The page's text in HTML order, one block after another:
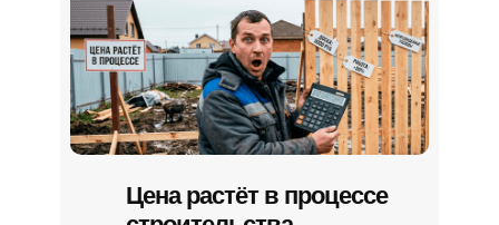
Цена растёт в процессе